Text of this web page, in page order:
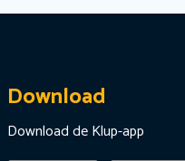
Download
Download de Klup-app